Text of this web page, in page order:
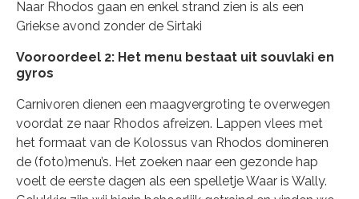
Naar Rhodos gaan en enkel strand zien is als een
Griekse avond zonder de Sirtaki
Vooroordeel 2: Het menu bestaat uit souvlaki en
gyros
Carnivoren dienen een maagvergroting te overwegen
voordat ze naar Rhodos afreizen. Lappen vlees met
het formaat van de Kolossus van Rhodos domineren
de (foto)menu’s. Het zoeken naar een gezonde hap
voelt de eerste dagen als een spelletje Waar is Wally.